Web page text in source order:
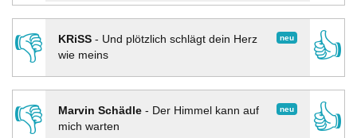
👎
neu
KRiSS- Und plötzlich schlägt dein Herz
wie meins
👍
👎 neu
Marvin Schädle- Der Himmel kann auf
mich warten
👍